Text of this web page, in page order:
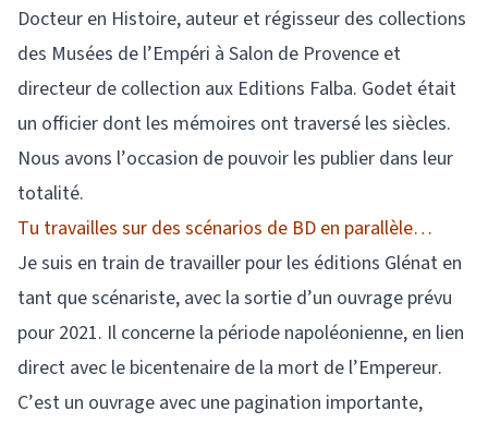
Docteur en Histoire, auteur et régisseur des collections
des Musées de l’Empéri à Salon de Provence et
directeur de collection aux Editions Falba. Godet était
un officier dont les mémoires ont traversé les siècles.
Nous avons l’occasion de pouvoir les publier dans leur
totalité.
Tu travailles sur des scénarios de BD en parallèle…
Je suis en train de travailler pour les éditions Glénat en
tant que scénariste, avec la sortie d’un ouvrage prévu
pour 2021. Il concerne la période napoléonienne, en lien
direct avec le bicentenaire de la mort de l’Empereur.
C’est un ouvrage avec une pagination importante,